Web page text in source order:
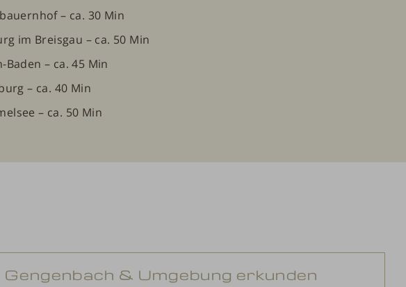
– ca. 30 Min
im Breisgau – ca. 50 Min
Baden – ca. 45 Min
– ca. 40 Min
– ca. 50 Min
Gengenbach & Umgebung erkunden